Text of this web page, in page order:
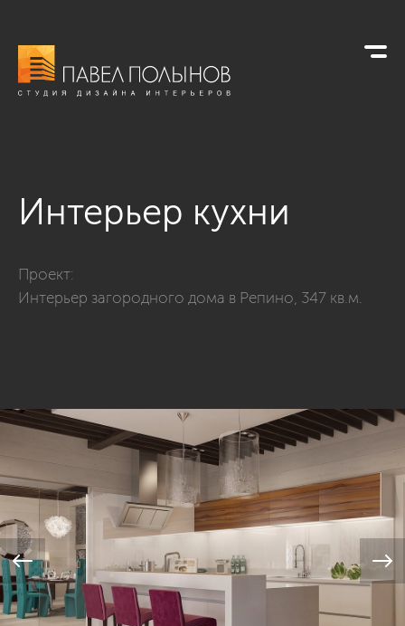
Интерьер кухни
Проект:
Интерьер загородного дома в Репино, 347 кв.м.